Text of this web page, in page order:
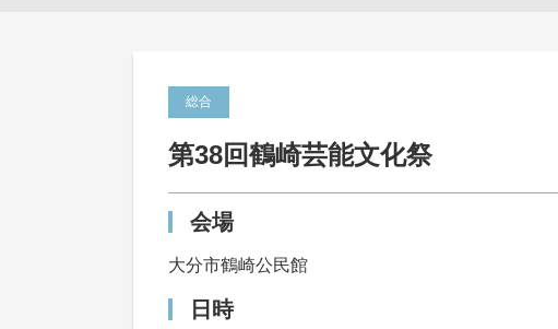
総合
第38回鶴崎芸能文化祭
会場
大分市鶴崎公民館
日時